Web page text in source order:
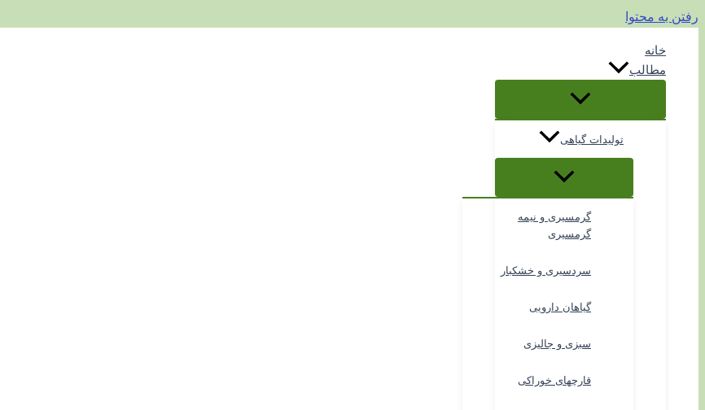
رفتن به محتوا
خانه
مطالب
تولیدات گیاهی
گرمسیری و نیمه
گرمسیری
سردسیری و خشکبار
گیاهان دارویی
سبزی و جالیزی
قارچهای خوراکی